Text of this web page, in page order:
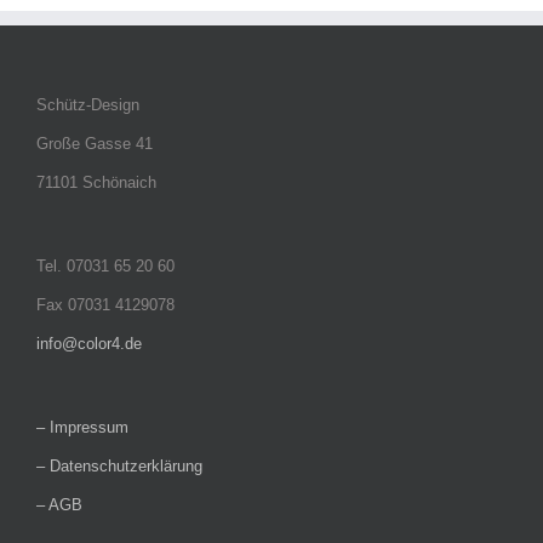
Schütz-Design
Große Gasse 41
71101 Schönaich
Tel. 07031 65 20 60
Fax 07031 4129078
info@color4.de
– Impressum
– Datenschutzerklärung
– AGB